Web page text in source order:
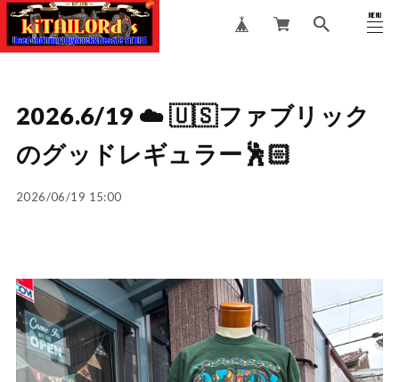
MENU
CLOSE
2026.6/19 ☁️ 🇺🇸ファブリック
のグッドレギュラー🕺🏻
2026/06/19 15:00